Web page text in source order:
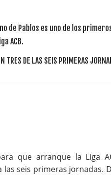
de Pablos es uno de los
ACB.
que arranque la Liga
las seis primeras jornadas.